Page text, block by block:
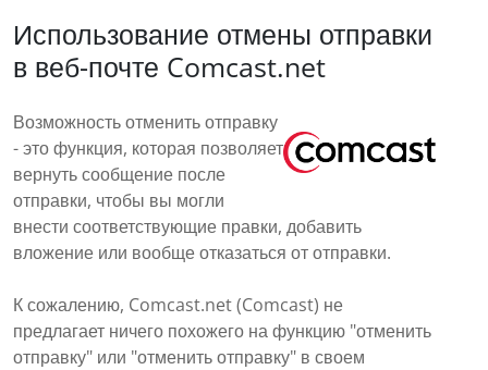
Использование отмены отправки
в веб-почте Comcast.net
Возможность отменить отправку
- это функция, которая позволяет
вернуть сообщение после
отправки, чтобы вы могли
внести соответствующие правки, добавить
вложение или вообще отказаться от отправки.
К сожалению, Comcast.net (Comcast) не
предлагает ничего похожего на функцию "отменить
отправку" или "отменить отправку" в своем